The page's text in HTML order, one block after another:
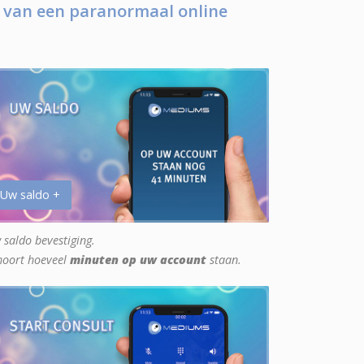
een paranormaal online
saldo +
saldo bevestiging.
hoeveel minuten op uw account staan.